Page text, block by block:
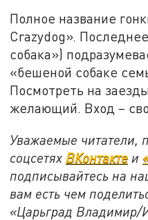
Полное название
Crazydog».
собака»)
«бешеной собаке
Посмотреть на
желающий. Вход –
Уважаемые читатели,
соцсетях ВКонтакте и
подписывайтесь на
вам есть чем
«Царьград Владимир/